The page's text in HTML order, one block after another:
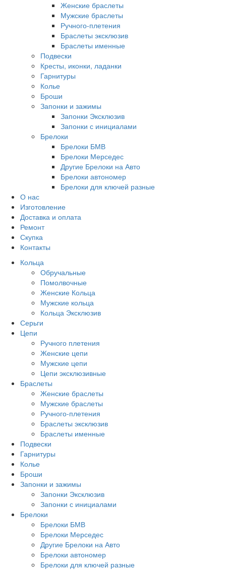
Женские браслеты
Мужские браслеты
Ручного-плетения
Браслеты эксклюзив
Браслеты именные
Подвески
Кресты, иконки, ладанки
Гарнитуры
Колье
Броши
Запонки и зажимы
Запонки Эксклюзив
Запонки с инициалами
Брелоки
Брелоки БМВ
Брелоки Мерседес
Другие Брелоки на Авто
Брелоки автономер
Брелоки для ключей разные
О нас
Изготовление
Доставка и оплата
Ремонт
Скупка
Контакты
Кольца
Обручальные
Помолвочные
Женские Кольца
Мужские кольца
Кольца Эксклюзив
Серьги
Цепи
Ручного плетения
Женские цепи
Мужские цепи
Цепи эксклюзивные
Браслеты
Женские браслеты
Мужские браслеты
Ручного-плетения
Браслеты эксклюзив
Браслеты именные
Подвески
Гарнитуры
Колье
Броши
Запонки и зажимы
Запонки Эксклюзив
Запонки с инициалами
Брелоки
Брелоки БМВ
Брелоки Мерседес
Другие Брелоки на Авто
Брелоки автономер
Брелоки для ключей разные